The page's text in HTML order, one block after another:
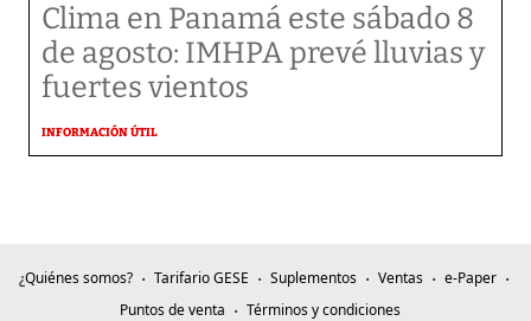
Clima en Panamá este sábado 8
de agosto: IMHPA prevé lluvias y
fuertes vientos
INFORMACIÓN ÚTIL
¿Quiénes somos? Tarifario GESE Suplementos Ventas
e-Paper
Puntos de venta
Términos y condiciones